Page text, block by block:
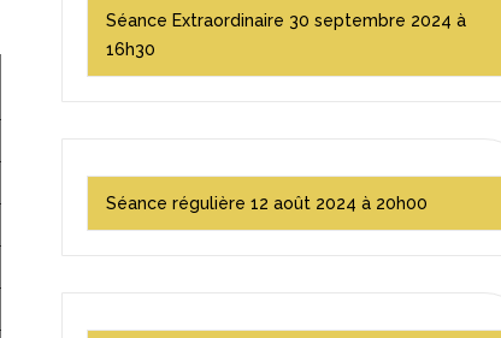
Séance Extraordinaire 30 septembre 2024 à
16h30
Séance régulière 12 août 2024 à 20h00